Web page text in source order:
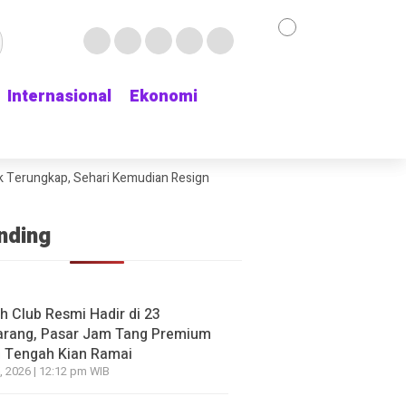
Internasional
Ekonomi
Internasional
Ekonomi
Sehari Kemudian Resign dari Tempat Kerja
Jay Idzes Dibidik PSG Bikin Suporter Sassuolo
yang lalu
Terakhir Terduga
Depok Terungkap, Sehari
Resign dari Tempat
Club Resmi Hadir di 23
Pasar Jam Tang Premium
Kian Ramai
2026 | 12:12 pm WIB